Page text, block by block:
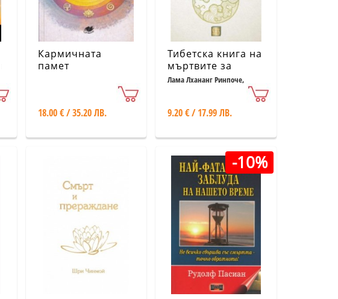
Кармичната
памет
18.00 € / 35.20 ЛВ.
Тибетска книга на
мъртвите за
начинаещи
(твърда корица)
Лама Лхананг Ринпоче,
9.20 € / 17.99 ЛВ.
-10%